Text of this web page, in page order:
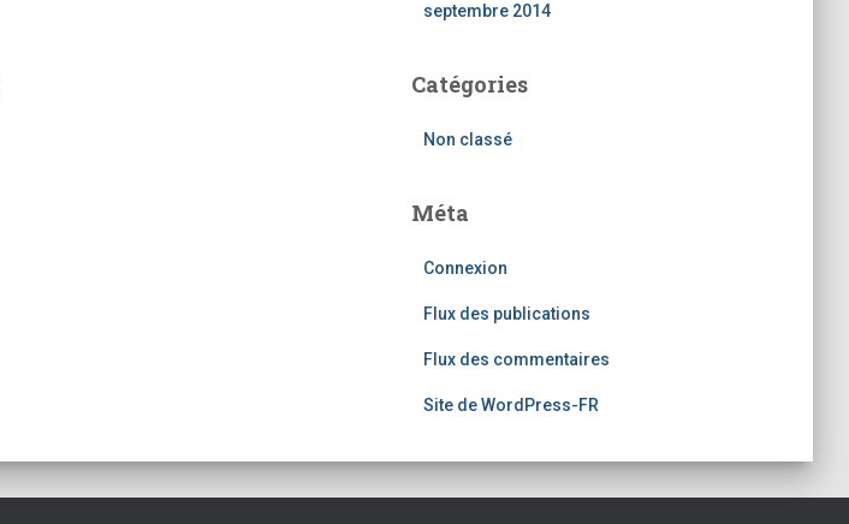
septembre 2014
Catégories
Non classé
Méta
Connexion
Flux des publications
Flux des commentaires
Site de WordPress-FR